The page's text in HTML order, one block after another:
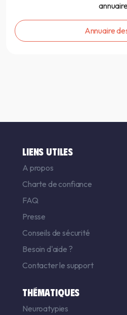
Annuaire
LIENS UTILES
A propos
Charte de confiance
FAQ
Presse
Conseils de sécurité
Besoin d'aide ?
Contacter le support
THÉMATIQUES
Neuroatypies